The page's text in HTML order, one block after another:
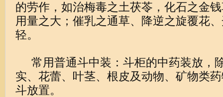
的劳作，如治梅毒之土茯苓，化石之金
用量之大；催乳之通草、降逆之旋覆花
轻。
常用普通斗中装：斗柜的中药装放，
实、花蕾、叶茎、根皮及动物、矿物类
斗放置。